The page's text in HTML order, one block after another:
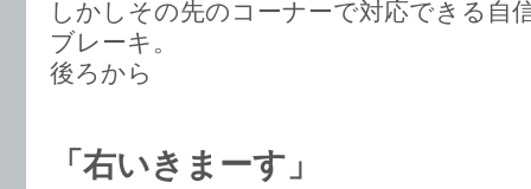
しかしその先のコーナーで対応できる自
ブレーキ。
後ろから
「右いきまーす」